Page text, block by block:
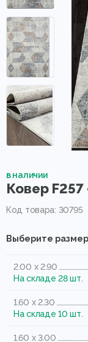
в наличии
Ковер F257
Код товара: 30795
Выберите размер
2.00 x 2.90
На складе 28 шт.
1.60 x 2.30
На складе 10 шт.
1.60 x 3.00